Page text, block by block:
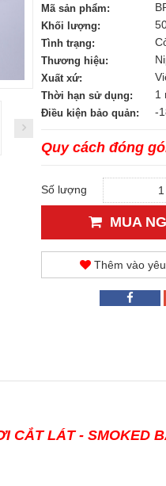
Mã sản phẩm:
Khối lượng:
Tình trạng:
Thương hiệu:
Xuất xứ:
Thời hạn sử dụng: 1
Điều kiện bảo quản: -
Quy cách đóng
Số lượng
MUA
Thêm vào
CẮT LÁT - SMOKED